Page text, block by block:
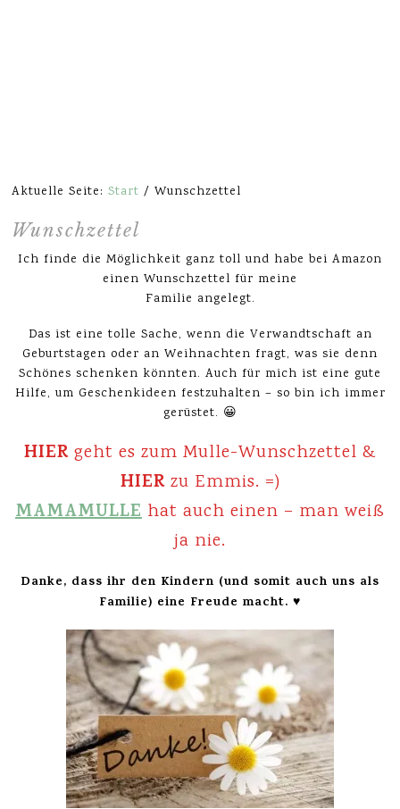
Aktuelle Seite:Start / Wunschzettel
Wunschzettel
Ich finde die Möglichkeit ganz toll und habe bei Amazon
einen Wunschzettel für meine
Familie angelegt.
Das ist eine tolle Sache, wenn die Verwandtschaft an
Geburtstagen oder an Weihnachten fragt, was sie denn
Schönes schenken könnten. Auch für mich ist eine gute
Hilfe, um Geschenkideen festzuhalten – so bin ich immer
gerüstet. 😀
HIERgeht es zum Mulle-Wunschzettel &
HIERzu Emmis. =)
MAMAMULLE hat auch einen – man weiß
ja nie.
Danke, dass ihr den Kindern (und somit auch uns als
Familie) eine Freude macht. ♥